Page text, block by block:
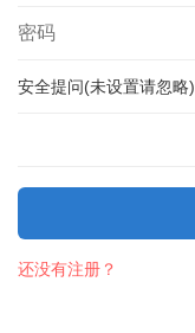
安全提问(未设置请忽略)
还没有注册？